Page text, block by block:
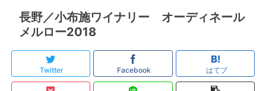
長野／小布施ワイナリー オーディネール
メルロー2018
Twitter Facebook はてブ